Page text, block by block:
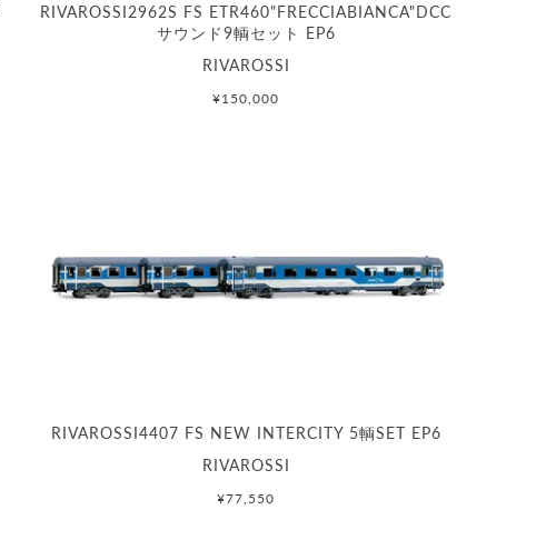
RIVAROSSI2962S FS ETR460"FRECCIABIANCA"DCC
サウンド9輌セット EP6
RIVAROSSI
¥150,000
RIVAROSSI4407 FS NEW INTERCITY 5輌SET EP6
RIVAROSSI
¥77,550